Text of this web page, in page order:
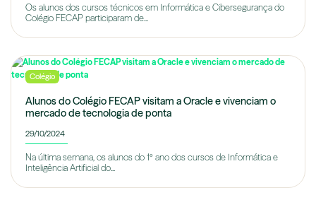
Os alunos dos cursos técnicos em Informática e Cibersegurança do
Colégio FECAP participaram de...
Colégio
Alunos do Colégio FECAP visitam a Oracle e vivenciam o
mercado de tecnologia de ponta
29/10/2024
Na última semana, os alunos do 1º ano dos cursos de Informática e
Inteligência Artificial do...